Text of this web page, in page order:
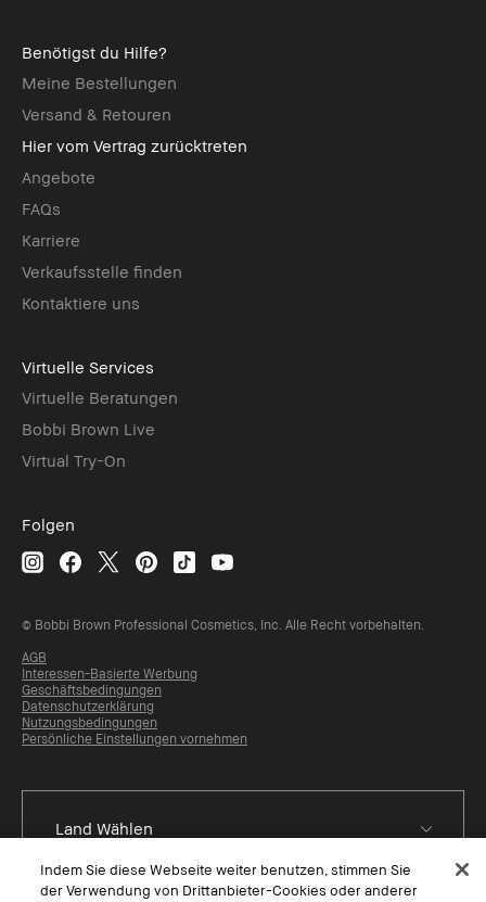
Benötigst du Hilfe?
Meine Bestellungen
Versand & Retouren
Hier vom Vertrag zurücktreten
Angebote
FAQs
Karriere
Verkaufsstelle finden
Kontaktiere uns
Virtuelle Services
Virtuelle Beratungen
Bobbi Brown Live
Virtual Try-On
Folgen
© Bobbi Brown Professional Cosmetics, Inc. Alle Recht vorbehalten.
AGB
Interessen-Basierte Werbung
Geschäftsbedingungen
Datenschutzerklärung
Nutzungsbedingungen
Persönliche Einstellungen vornehmen
Indem Sie diese Webseite weiter benutzen, stimmen Sie
der Verwendung von Drittanbieter-Cookies oder anderer